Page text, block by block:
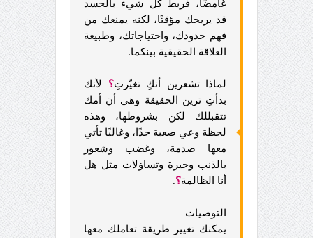
غامضًا، فربط كل شيء بالحسد
قد يريحك مؤقتًا، لكنه يمنعك من
فهم حدودك، واحتياجاتك، وطبيعة
العلاقة الحقيقية بينكما.
لماذا تشعرين أنكِ تغيّرتِ؟ لأنك
بدأتِ ترين الحقيقة وهي أن أمك
تتقبللك لكن بشروطها، وهذه
لحظة وعي صعبة جدًا، وغالبًا تأتي
معها صدمة، وغضب وشعور
بالذنب وحيرة وتساؤلات مثل هل
أنا الظالمة؟.
التوصيات
يمكنك تغيير طريقة تعاملك معها